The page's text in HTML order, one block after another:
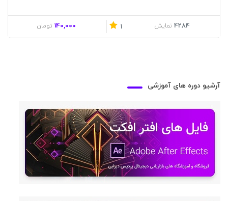
4284 نمایش 1
140,000 تومان
آرشیو دوره های آموزشی